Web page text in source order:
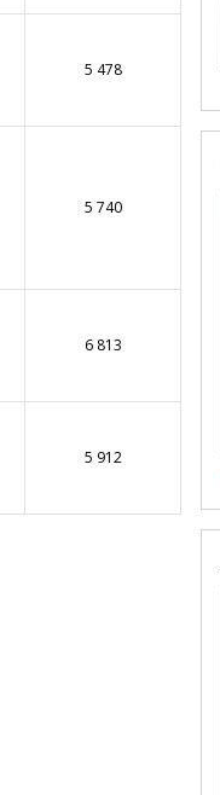
5 478
5 740
6 813
5 912